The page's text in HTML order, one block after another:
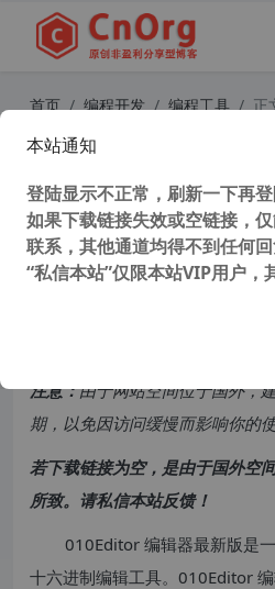
首页 编程开发 编程工具 正
独家汉化 010 Editor
文直装版 专业文本/
58,110 次浏览次阅读
注意：由于网站空间位于国外，
期，以免因访问缓慢而影响你的使
若下载链接为空，是由于国外空
所致。请私信本站反馈！
010Editor 编辑器最新版是
十六进制编辑工具。010Editor
本站通知
登陆显示不正常，刷新一下再
如果下载链接失效或空链接，
联系，其他通道均得不到任何
“私信本站”仅限本站VIP用户，